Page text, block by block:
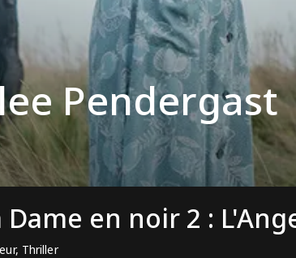
Pendergast
Dame en noir 2 :
Thriller